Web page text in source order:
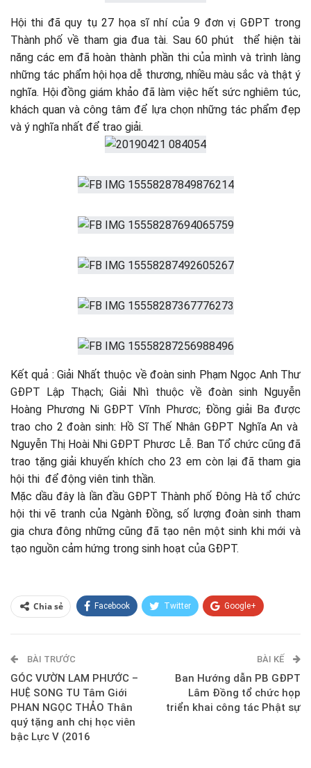
Hội thi đã quy tụ 27 họa sĩ nhí của 9 đơn vị GĐPT trong
Thành phố về tham gia đua tài. Sau 60 phút thể hiện tài
năng các em đã hoàn thành phần thi của mình và trình làng
những tác phẩm hội họa dễ thương, nhiều màu sắc và thật ý
nghĩa. Hội đồng giám khảo đã làm việc hết sức nghiêm túc,
khách quan và công tâm để lựa chọn những tác phẩm đẹp
và ý nghĩa nhất để trao giải.
Kết quả : Giải Nhất thuộc về đoàn sinh Phạm Ngọc Anh Thư
GĐPT Lập Thạch; Giải Nhì thuộc về đoàn sinh Nguyễn
Hoàng Phương Ni GĐPT Vĩnh Phươc; Đồng giải Ba được
trao cho 2 đoàn sinh: Hồ Sĩ Thế Nhân GĐPT Nghĩa An và
Nguyễn Thị Hoài Nhi GĐPT Phươc Lễ. Ban Tổ chức cũng đã
trao tặng giải khuyến khích cho 23 em còn lại đã tham gia
hội thi để động viên tinh thần.
Mặc dầu đây là lần đầu GĐPT Thành phố Đông Hà tổ chức
hội thi vẽ tranh của Ngành Đồng, số lượng đoàn sinh tham
gia chưa đông những cũng đã tạo nên một sinh khi mới và
tạo nguồn cảm hứng trong sinh hoạt của GĐPT.
Chia sẻ Facebook Twitter Google+
E-mail
BÀI TRƯỚC
GÓC VƯỜN LAM PHƯỚC –
HUỆ SONG TU Tâm Giới
PHAN NGỌC THẢO Thân
quý tặng anh chị học viên
bậc Lực V (2016
BÀI KẾ
Ban Hướng dẫn PB GĐPT
Lâm Đồng tổ chức họp
triển khai công tác Phật sự